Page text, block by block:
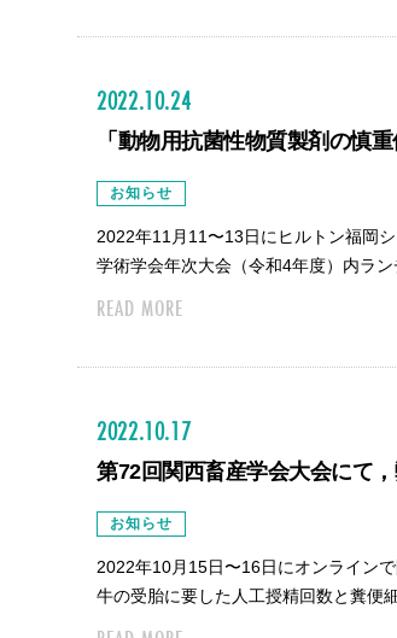
2022.10.24
「動物用抗菌性物質製剤の慎
お知らせ
2022年11月11〜13日にヒルトン福岡
学術学会年次大会（令和4年度）内ラ
READ MORE
2022.10.17
第72回関西畜産学会大会にて
お知らせ
2022年10月15日〜16日にオンライン
牛の受胎に要した人工授精回数と糞便